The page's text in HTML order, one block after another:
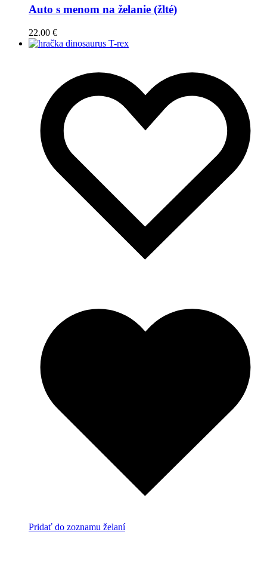
Auto s menom na želanie (žlté)
22.00 €
Pridať do zoznamu želaní